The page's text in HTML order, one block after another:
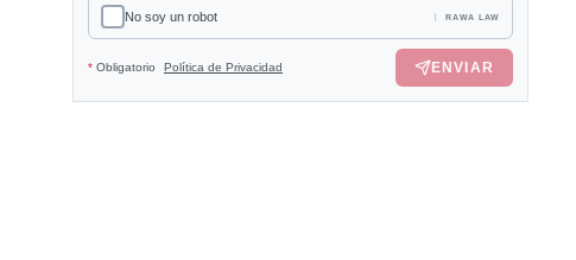
No soy un robot RAWA LAW
* Obligatorio Política de Privacidad ENVIAR